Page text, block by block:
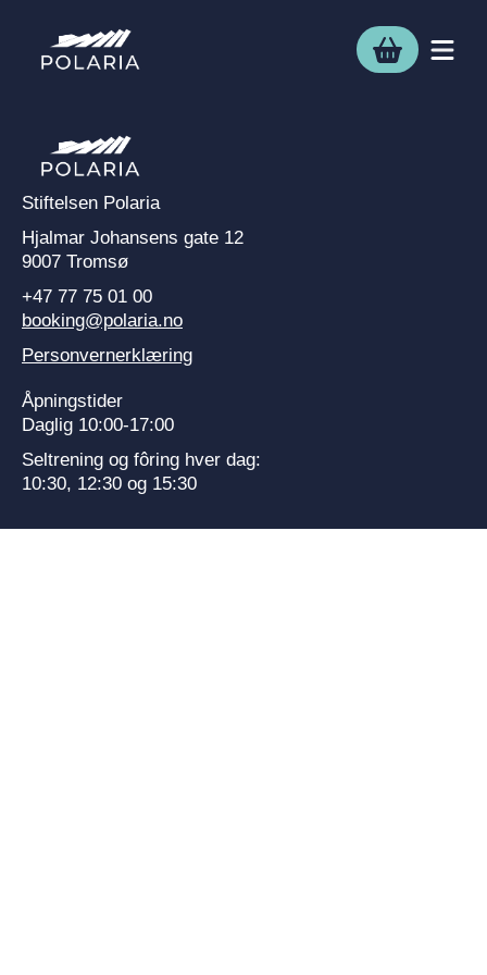
Stiftelsen Polaria
Hjalmar Johansens gate 12
9007 Tromsø
+47 77 75 01 00
booking@polaria.no
Personvernerklæring
Åpningstider
Daglig 10:00-17:00
Seltrening og fôring hver dag:
10:30, 12:30 og 15:30